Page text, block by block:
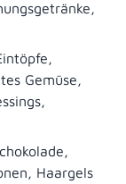
Gemüse,
Haargels